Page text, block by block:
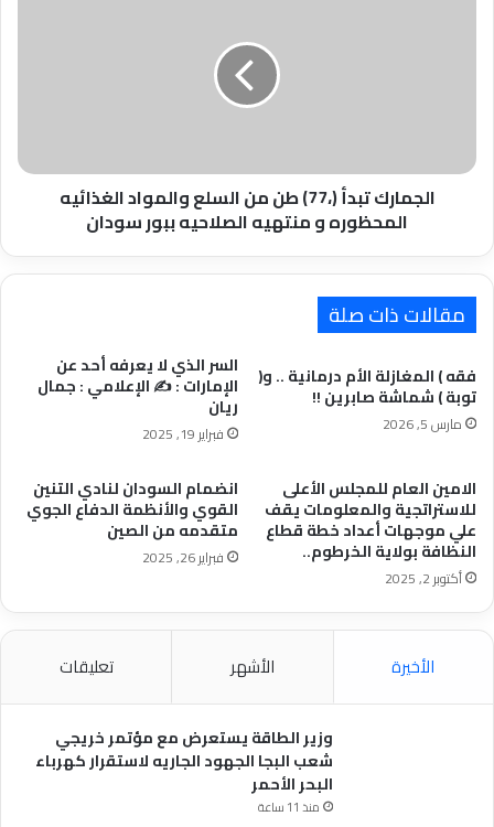
المحظوره
ببور
الجمارك تبدأ (،77) طن من السلع والمواد الغذائيه
المحظوره و منتهيه الصلاحيه ببور سودان
مقالات ذات صلة
فقه ) المغازلة الأم درمانية .. و(
توبة ) شماشة صابرين !!
مارس 5, 2026
السر الذي لا يعرفه أحد عن
الإمارات : ✍️ الإعلامي : جمال
ريان
فبراير 19, 2025
الامين العام للمجلس الأعلى
للاستراتجية والمعلومات يقف
علي موجهات أعداد خطة قطاع
النظافة بولاية الخرطوم..
أكتوبر 2, 2025
انضمام السودان لنادي التنين
القوي والأنظمة الدفاع الجوي
متقدمه من الصين
فبراير 26, 2025
الأخيرة الأشهر تعليقات
وزير الطاقة يستعرض مع مؤتمر خريجي
شعب البجا الجهود الجاريه لاستقرار كهرباء
البحر الأحمر
منذ 11 ساعة